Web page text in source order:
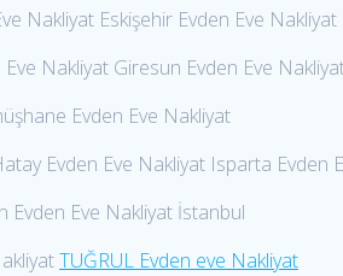
Nakliyat Eskişehir Evden Eve Nakliyat
Nakliyat Giresun Evden Eve
Evden Eve Nakliyat
Evden Eve Nakliyat Isparta Evden
Evden Eve Nakliyat İstanbul
TUĞRUL Evden eve Nakliyat